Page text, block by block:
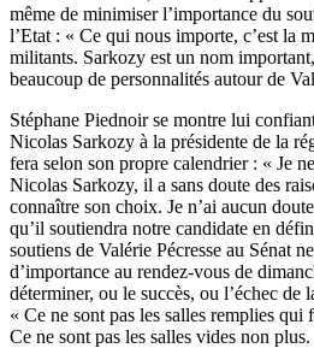
même de minimiser l’importance du
l’Etat : « Ce qui nous importe, c’est la
militants. Sarkozy est un nom
beaucoup de personnalités autour de
Stéphane Piednoir se montre lui
Nicolas Sarkozy à la présidente de la
fera selon son propre calendrier : « Je
Nicolas Sarkozy, il a sans doute des
connaître son choix. Je n’ai aucun
qu’il soutiendra notre candidate en
soutiens de Valérie Pécresse au Sénat
d’importance au rendez-vous de
déterminer, ou le succès, ou l’échec de
« Ce ne sont pas les salles remplies qui
Ce ne sont pas les salles vides non plus.